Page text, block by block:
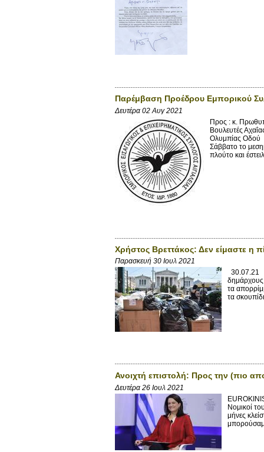
Παρέμβαση Προέδρου Εμπορικού
Δευτέρα 02 Αυγ 2021
Προς : κ.
Βουλευτές
Ολυμπίας
Σάββατο το
πλούτο και
Χρήστος Βρεττάκος: Δεν είμαστε η
Παρασκευή 30 Ιουλ 2021
30.07.21
δημάρχους
τα
τα
Ανοιχτή επιστολή: Προς την (πιο
Δευτέρα 26 Ιουλ 2021
Νομικοί
μήνες